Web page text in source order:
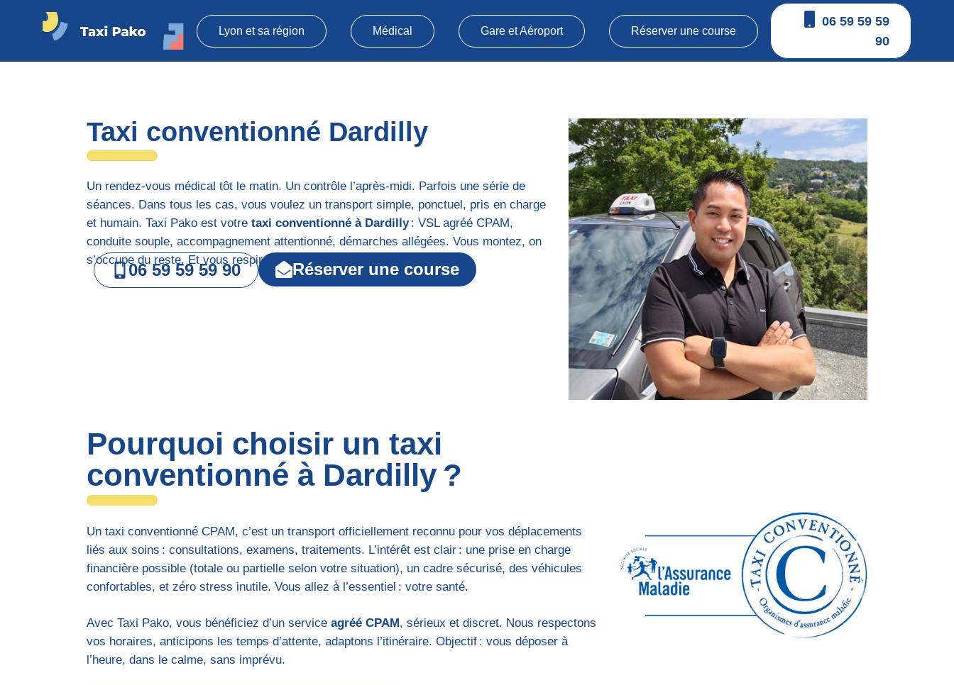
Taxi
Lyon et sa région Médical Gare et Aéroport Réserver une course
06 59 59 59
90
Taxi conventionné Dardilly
Un rendez-vous médical tôt le matin. Un contrôle l’après-midi. Parfois une série de
séances. Dans tous les cas, vous voulez un transport simple, ponctuel, pris en charge
et humain. Taxi Pako est votre taxi conventionné à Dardilly: VSL agréé CPAM,
conduite souple, accompagnement attentionné, démarches allégées. Vous montez, on
s’occupe du reste. Et vous respirez.
06 59 59 59 90 Réserver une course
Pourquoi choisir un taxi
conventionné à Dardilly ?
Un taxi conventionné CPAM, c’est un transport officiellement reconnu pour vos déplacements
liés aux soins : consultations, examens, traitements. L’intérêt est clair : une prise en charge
financière possible (totale ou partielle selon votre situation), un cadre sécurisé, des véhicules
confortables, et zéro stress inutile. Vous allez à l’essentiel : votre santé.
Avec Taxi Pako, vous bénéficiez d’un service agréé CPAM, sérieux et discret. Nous respectons
vos horaires, anticipons les temps d’attente, adaptons l’itinéraire. Objectif : vous déposer à
l’heure, dans le calme, sans imprévu.